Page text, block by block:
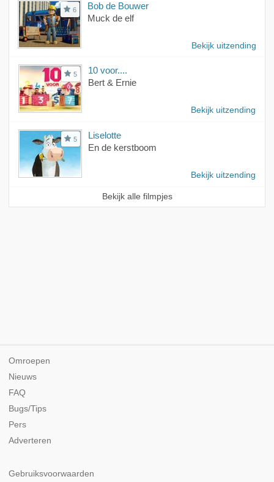
6
Bob de Bouwer
Muck de elf
Bekijk uitzending
5
10 voor....
Bert & Ernie
Bekijk uitzending
5
Liselotte
En de kerstboom
Bekijk uitzending
Bekijk alle filmpjes
Omroepen
Nieuws
FAQ
Bugs/Tips
Pers
Adverteren
Gebruiksvoorwaarden